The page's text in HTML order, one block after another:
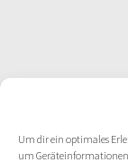
Um dir ein optimales
um